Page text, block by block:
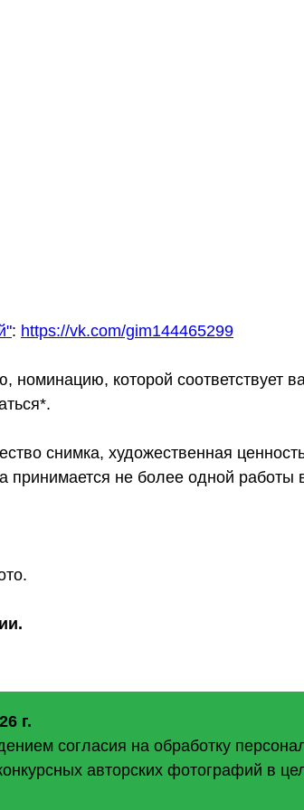
: https://vk.com/gim144465299
которой соответствует
снимка, художественная
принимается не более одной работы
г.
согласия на обработку
авторских фотографий в